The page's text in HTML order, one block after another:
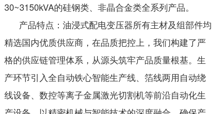
30~3150kVA的硅钢类、非晶合金类全系列产品。
产品特点：油浸式配电变压器所有主材及组部件均
精选国内优质供应商，在品质把控上，我们构建了严
格的供应链管理体系，从源头筑牢产品质量根基。生
产环节引入全自动铁心智能生产线、箔线两用自动绕
线设备、数控等离子金属激光切割机等前沿自动化生